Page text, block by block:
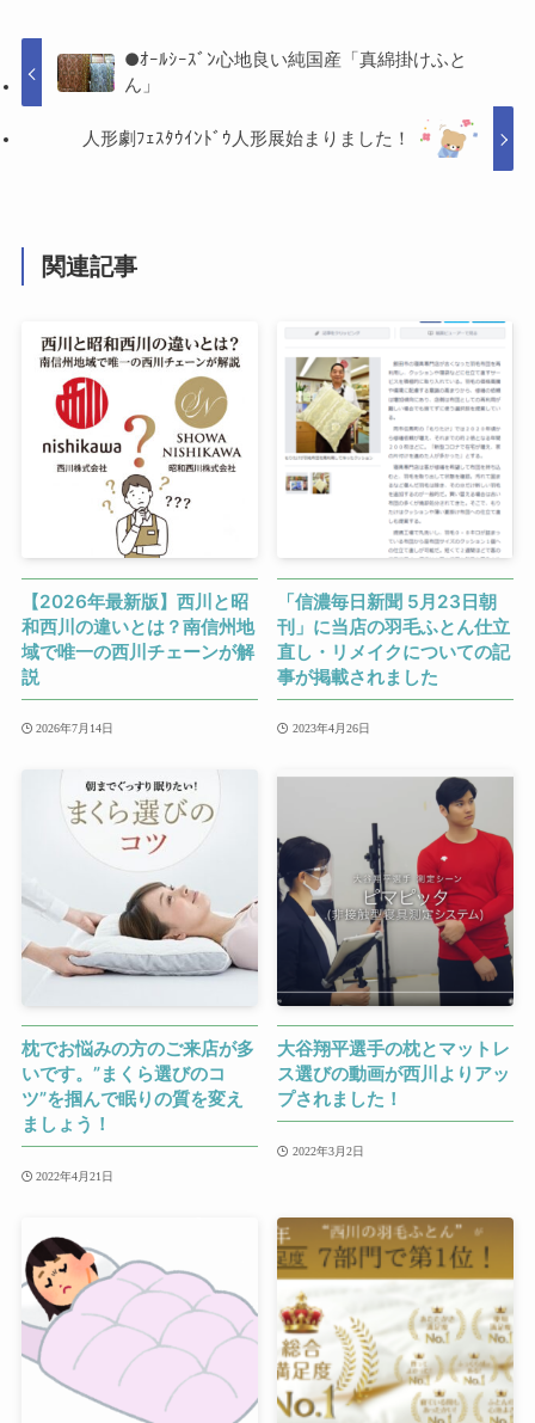
●ｵｰﾙｼｰｽﾞﾝ心地良い純国産「真綿掛けふと
ん」
人形劇ﾌｪｽﾀｳｲﾝﾄﾞｳ人形展始まりました！
関連記事
【2026年最新版】西川と昭
和西川の違いとは？南信州地
域で唯一の西川チェーンが解
説
2026年7月14日
「信濃毎日新聞 5月23日朝
刊」に当店の羽毛ふとん仕立
直し・リメイクについての記
事が掲載されました
2023年4月26日
枕でお悩みの方のご来店が多
いです。”まくら選びのコ
ツ”を掴んで眠りの質を変え
ましょう！
2022年4月21日
大谷翔平選手の枕とマットレ
ス選びの動画が西川よりアッ
プされました！
2022年3月2日